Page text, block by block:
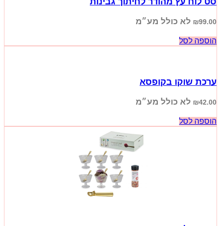
₪99.00 לא כולל מע״מ
הוספה לסל
ערכת שוקו בקופסא
₪42.00 לא כולל מע״מ
הוספה לסל